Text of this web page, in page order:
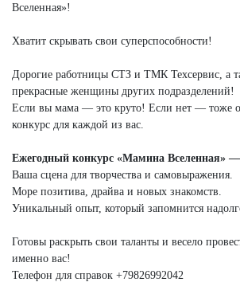
Вселенная»!
Хватит скрывать свои суперспособности!
Дорогие работницы СТЗ и ТМК Техсервис, а
прекрасные женщины других подразделений!
Если вы мама — это круто! Если нет — тоже
конкурс для каждой из вас.
Ежегодный конкурс «Мамина Вселенная» —
Ваша сцена для творчества и самовыражения.
Море позитива, драйва и новых знакомств.
Уникальный опыт, который запомнится
Готовы раскрыть свои таланты и весело
именно вас!
Телефон для справок +79826992042